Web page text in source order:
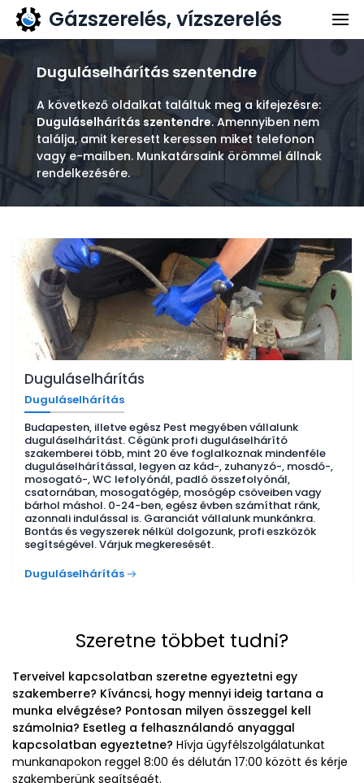
Gázszerelés
Kapcsolat
Ajánlatkérés
Gázszerelés, vízszerelés
Duguláselhárítás szentendre
A következő oldalkat találtuk meg a kifejezésre:
Duguláselhárítás szentendre. Amennyiben nem
találja, amit keresett keressen miket telefonon
vagy e-mailben. Munkatársaink örömmel állnak
rendelkezésére.
Duguláselhárítás
Duguláselhárítás
Budapesten, illetve egész Pest megyében vállalunk
duguláselhárítást. Cégünk profi duguláselhárító
szakemberei több, mint 20 éve foglalkoznak mindenféle
duguláselhárítással, legyen az kád-, zuhanyzó-, mosdó-,
mosogató-, WC lefolyónál, padló összefolyónál,
csatornában, mosogatógép, mosógép csöveiben vagy
bárhol máshol. 0-24-ben, egész évben számíthat ránk,
azonnali indulással is. Garanciát vállalunk munkánkra.
Bontás és vegyszerek nélkül dolgozunk, profi eszközök
segítségével. Várjuk megkeresését.
Duguláselhárítás
Szeretne többet tudni?
Terveivel kapcsolatban szeretne egyeztetni egy
szakemberre? Kíváncsi, hogy mennyi ideig tartana a
munka elvégzése? Pontosan milyen összeggel kell
számolnia? Esetleg a felhasználandó anyaggal
kapcsolatban egyeztetne? Hívja ügyfélszolgálatunkat
munkanapokon reggel 8:00 és délután 17:00 között és kérje
szakemberünk segítségét.